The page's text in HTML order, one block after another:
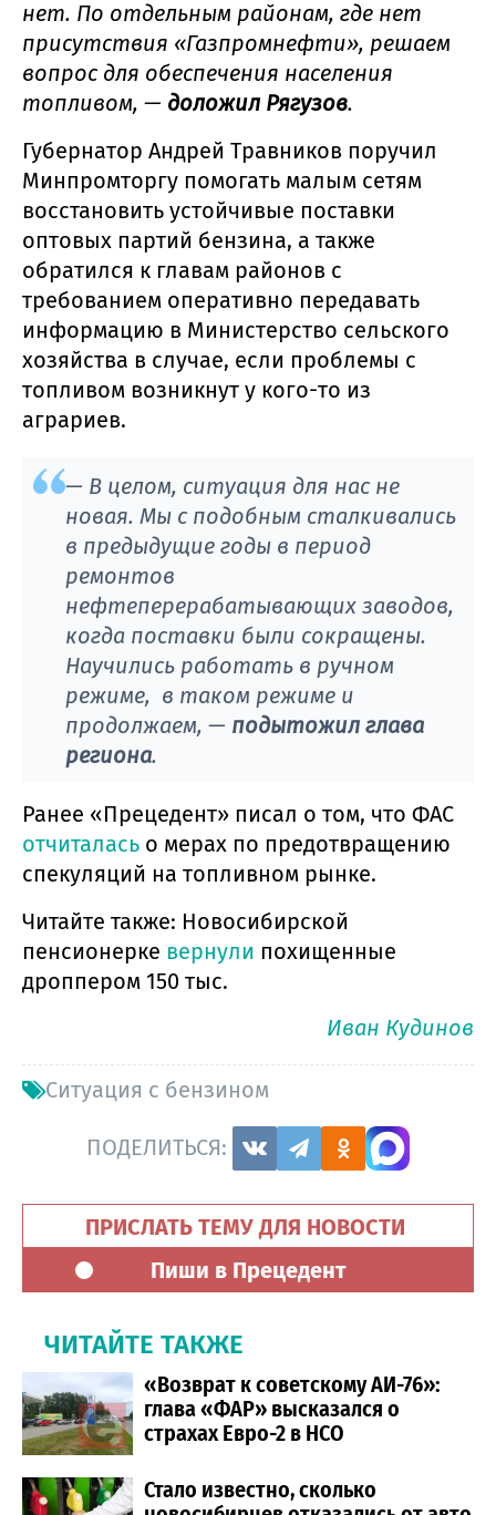
нет. По отдельным районам, где нет
присутствия «Газпромнефти», решаем
вопрос для обеспечения населения
топливом, — доложил Рягузов.
Губернатор Андрей Травников поручил
Минпромторгу помогать малым сетям
восстановить устойчивые поставки
оптовых партий бензина, а также
обратился к главам районов с
требованием оперативно передавать
информацию в Министерство сельского
хозяйства в случае, если проблемы с
топливом возникнут у кого-то из
аграриев.
— В целом, ситуация для нас не
новая. Мы с подобным сталкивались
в предыдущие годы в период
ремонтов
нефтеперерабатывающих заводов,
когда поставки были сокращены.
Научились работать в ручном
режиме, в таком режиме и
продолжаем, — подытожил глава
региона.
Ранее «Прецедент» писал о том, что ФАС
отчиталась о мерах по предотвращению
спекуляций на топливном рынке.
Читайте также: Новосибирской
пенсионерке вернули похищенные
дроппером 150 тыс.
Иван Кудинов
Ситуация с бензином
ПОДЕЛИТЬСЯ:
ПРИСЛАТЬ ТЕМУ ДЛЯ НОВОСТИ
Пиши в Прецедент
ЧИТАЙТЕ ТАКЖЕ
«Возврат к советскому АИ-76»:
глава «ФАР» высказался о
страхах Евро-2 в НСО
Стало известно, сколько